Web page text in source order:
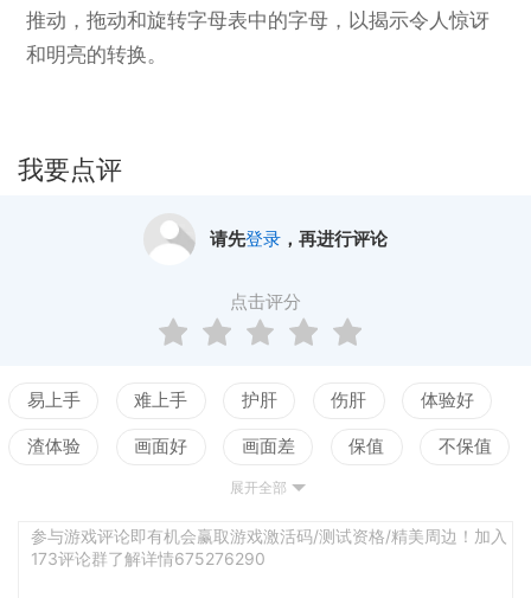
推动，拖动和旋转字母表中的字母，以揭示令人惊讶
和明亮的转换。
我要点评
请先登录，再进行评论
点击评分
易上手 难上手 护肝 伤肝 体验好
渣体验 画面好 画面差 保值 不保值
测试
强社交 弱社交
展开全部
参与游戏评论即有机会赢取游戏激活码/测试资格/精美周边！加入
173评论群了解详情675276290